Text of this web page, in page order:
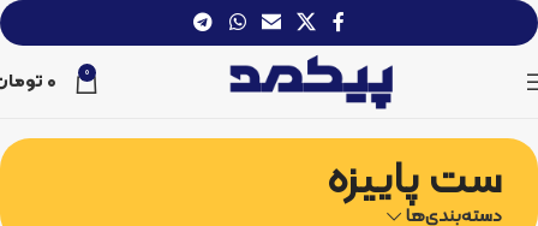
0
0
ست پاییزه
دسته‌بندی‌ها